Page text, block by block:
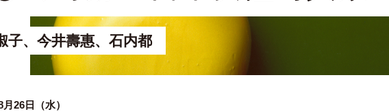
子、今井壽惠、石内都
7月4日（土）－8月